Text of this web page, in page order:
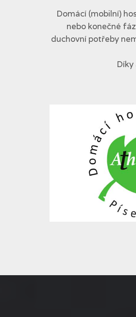
Domácí (mobilní)
nebo konečné
duchovní potřeby